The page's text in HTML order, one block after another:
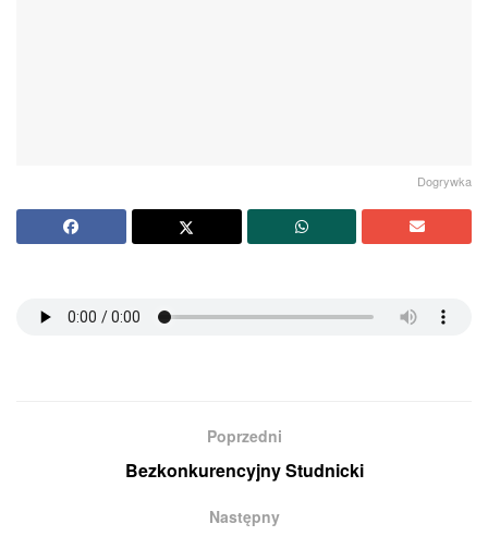
Dogrywka
Poprzedni
Bezkonkurencyjny Studnicki
Następny